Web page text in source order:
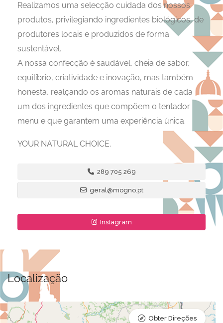
​Realizamos uma selecção cuidada dos nossos
produtos, privilegiando ingredientes biológicos, de
produtores locais e produzidos de forma
sustentável.
A nossa confecção é saudável, cheia de sabor,
equilíbrio, criatividade e inovação, mas também
honesta, realçando os aromas naturais de cada
um dos ingredientes que compõem o tentador
menu e que garantem uma experiência única.
YOUR NATURAL CHOICE.
289 705 269
​geral@mogno.pt
Instagram
Localização
Obter Direções